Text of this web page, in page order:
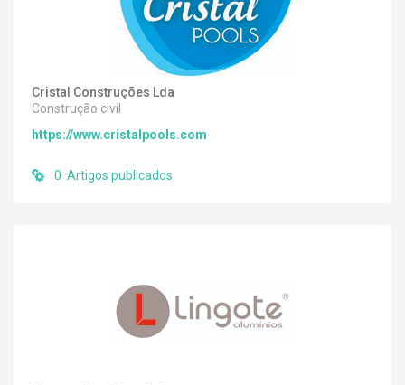
Cristal Construções Lda
Construção civil
https://www.cristalpools.com
0 Artigos publicados